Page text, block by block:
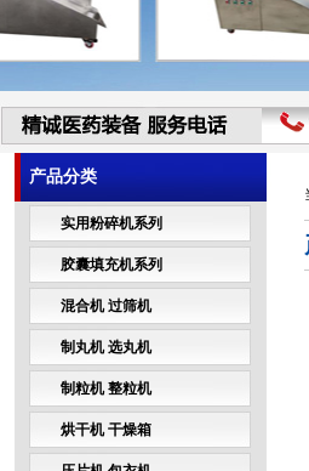
产品分类
实用粉碎机系列
胶囊填充机系列
混合机 过筛机
制丸机 选丸机
制粒机 整粒机
烘干机 干燥箱